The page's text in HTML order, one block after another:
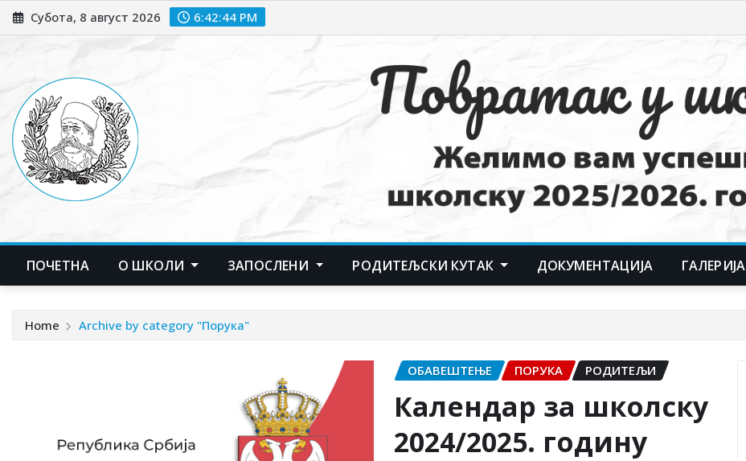
Skip
to
Субота, 8 август 2026 6:42:44 PM
ПОЧЕТНА О ШКОЛИ ЗАПОСЛЕНИ РОДИТЕЉСКИ КУТАК ДОКУМЕНТАЦИЈА ГАЛЕРИЈА
Home Archive by category "Порука"
ОБАВЕШТЕЊЕ ПОРУКА РОДИТЕЉИ
Календар за школску
2024/2025. годину